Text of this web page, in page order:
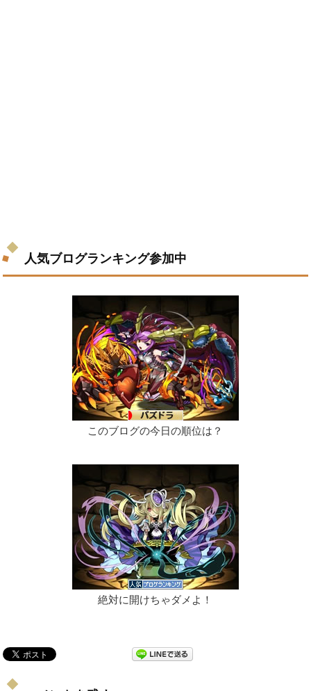
人気ブログランキング参加中
このブログの今日の順位は？
絶対に開けちゃダメよ！